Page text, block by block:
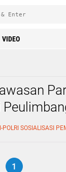
VIDEO
SOSIALISASI
1